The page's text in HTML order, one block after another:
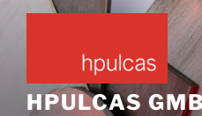
Zum
HPULCAS